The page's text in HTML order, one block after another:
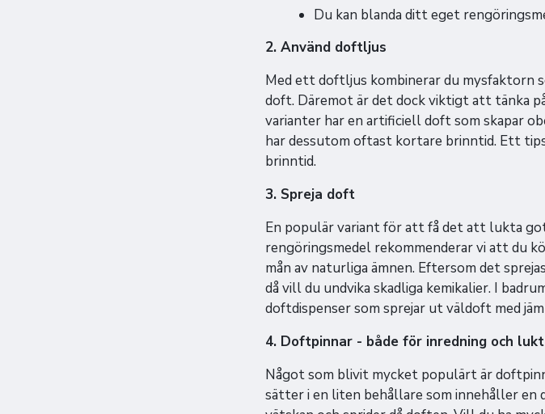
Du kan blanda ditt eget
2. Använd doftljus
Med ett doftljus kombinerar du mysfaktorn
doft. Däremot är det dock viktigt att tänka
varianter har en artificiell doft som skapar
har dessutom oftast kortare brinntid. Ett
brinntid.
3. Spreja doft
En populär variant för att få det att lukta
rengöringsmedel rekommenderar vi att du
mån av naturliga ämnen. Eftersom det
då vill du undvika skadliga kemikalier. I
doftdispenser som sprejar ut väldoft med
4. Doftpinnar - både för inredning och lukt
Något som blivit mycket populärt är
sätter i en liten behållare som innehåller en